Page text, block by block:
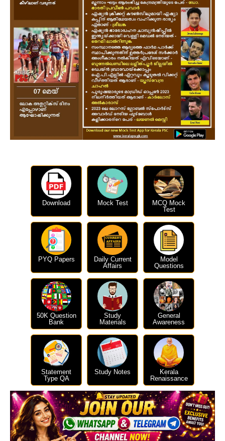
Download Mock Test
MCQ Mock
Test
PYQ Papers
Daily Current
Affairs
Model
Questions
50K Question
Bank
Study
Materials
General
Awareness
Statement
Type QA
Study Notes
Kerala
Renaissance